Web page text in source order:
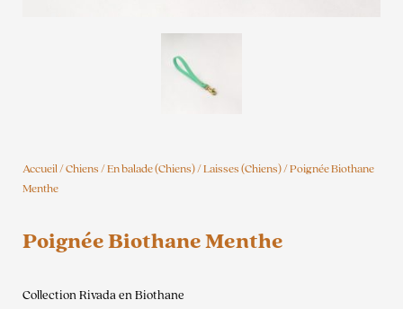
Accueil/Chiens/En balade (Chiens)/Laisses (Chiens)/ Poignée Biothane
Menthe
Poignée Biothane Menthe
Collection Rivada en Biothane